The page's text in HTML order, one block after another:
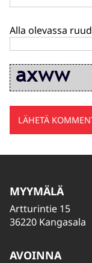
Alla olevassa
MYYMÄLÄ
Artturintie 15
36220 Kangasala
AVOINNA